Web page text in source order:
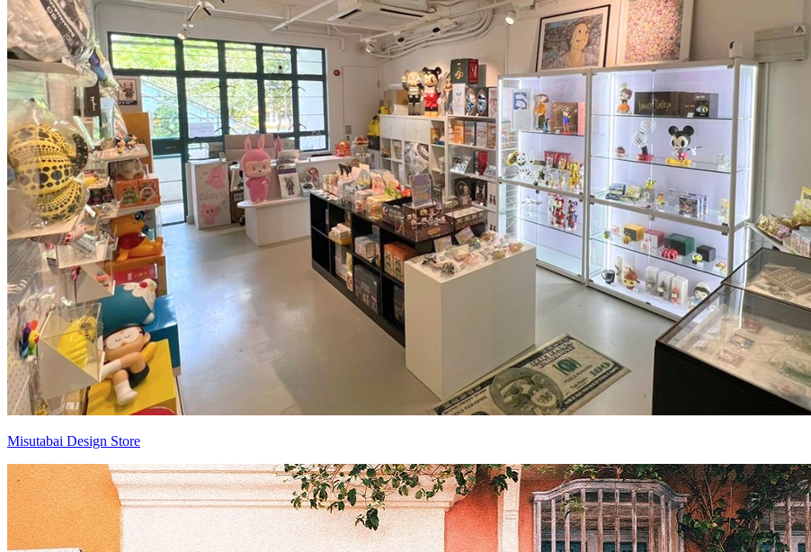
Misutabai Design Store